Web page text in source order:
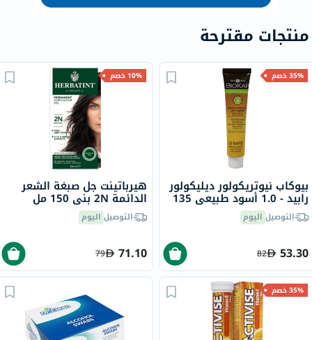
منتجات مقترحة
35% خصم
بيوكاب نيوتريكولور ديليكولور
رابيد - 1.0 أسود طبيعي 135
ملالتوصيل اليوم
53.30
82
10% خصم
هيرباتينت جل صبغة الشعر
الدائمة 2N بني 150 مل
التوصيل اليوم
71.10
79
35% خصم